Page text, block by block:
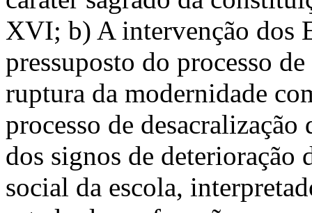
XVI; b) A intervenção dos
pressuposto do processo
ruptura da modernidade
processo de
dos signos de deterioração
social da escola,